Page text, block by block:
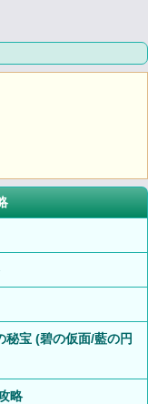
秘宝 (碧の仮面/藍の円
略